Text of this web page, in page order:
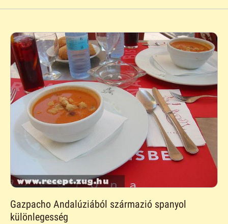
Gazpacho Andalúziából származió spanyol
különlegesség